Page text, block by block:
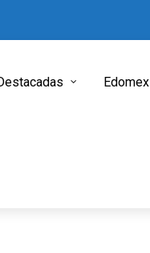
Edomex